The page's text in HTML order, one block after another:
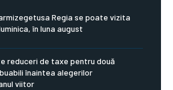
Regia se poate vizita
în luna august
reduceri de taxe pentru două
înaintea alegerilor
viitor